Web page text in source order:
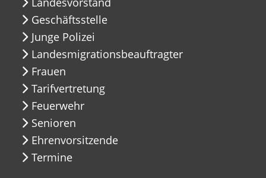
Geschäftsstelle
Junge Polizei
Landesmigrationsbeauftragter
Frauen
Tarifvertretung
Feuerwehr
Senioren
Ehrenvorsitzende
Termine